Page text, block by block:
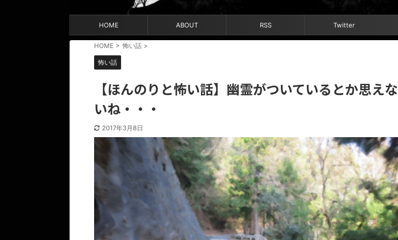
HOME ABOUT RSS Twitter
HOME > 怖い話 >
怖い話
【ほんのりと怖い話】幽霊がついているとか思えな
いね・・・
2017年3月8日